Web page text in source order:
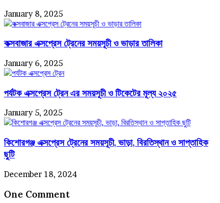
January 8, 2025
কক্সবাজার এক্সপ্রেস ট্রেনের সময়সূচী ও ভাড়ার তালিকা
January 6, 2025
পর্যটক এক্সপ্রেস ট্রেন এর সময়সূচী ও টিকেটের মূল্য ২০২৫
January 5, 2025
কিশোরগঞ্জ এক্সপ্রেস ট্রেনের সময়সূচী, ভাড়া, বিরতিস্থান ও সাপ্তাহিক
ছুটি
December 18, 2024
One Comment